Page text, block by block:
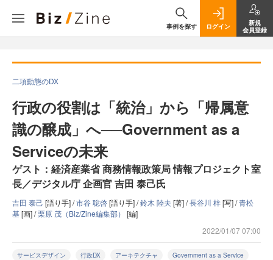
事例を探す ログイン
新規
会員登録
二項動態のDX
行政の役割は「統治」から「帰属意
識の醸成」へ──Government as a
Serviceの未来
ゲスト：経済産業省 商務情報政策局 情報プロジェクト室
長／デジタル庁 企画官 吉田 泰己氏
吉田 泰己 [語り手] /市谷 聡啓[語り手] /鈴木 陸夫 [著] /長谷川 梓[写] /青松
基[画] /栗原 茂（Biz/Zine編集部） [編]
2022/01/07 07:00
サービスデザイン 行政DX アーキテクチャ Government as a Service